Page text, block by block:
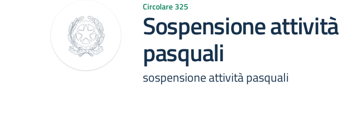
Circolare 325
Sospensione attività
pasquali
sospensione attività pasquali